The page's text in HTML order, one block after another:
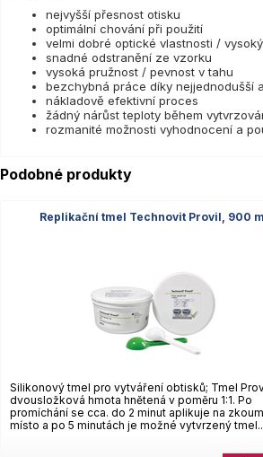
nejvyšší přesnost otisku
optimální chování při použití
velmi dobré optické vlastnosti /
snadné odstranění ze vzorku
vysoká pružnost / pevnost v tahu
bezchybná práce díky nejjednodušší
nákladově efektivní proces
žádný nárůst teploty během
rozmanité možnosti vyhodnocení a
Podobné produkty
Replikační tmel Technovit Provil, 900
Silikonový tmel pro vytváření obtisků; Tmel
dvousložková hmota hnětená v poměru 1:1. Po
promíchání se cca. do 2 minut aplikuje na
místo a po 5 minutách je možné vytvrzený